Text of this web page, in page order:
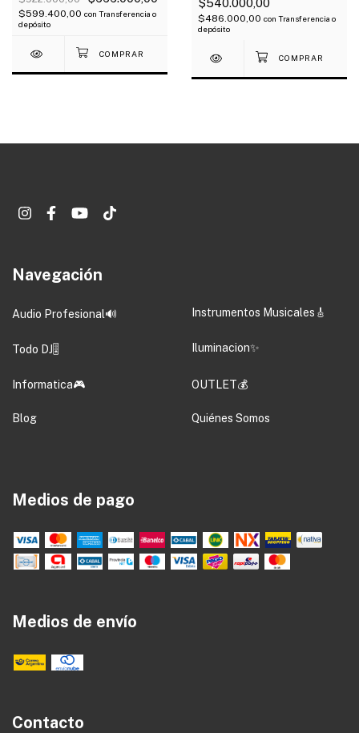
$599.400,00 con Transferencia o
depósito
$486.000,00 con Transferencia o
depósito
Navegación
Audio Profesional🔊 Instrumentos Musicales🎸
Todo DJ🎚️ Iluminacion✨
Informatica🎮 OUTLET💰
Blog Quiénes Somos
Medios de pago
Medios de envío
Contacto